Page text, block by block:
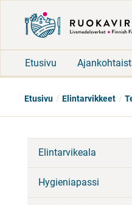
Etusivu
Etusivu Elintarvikkeet
Elintarvikeala
Hygieniapassi